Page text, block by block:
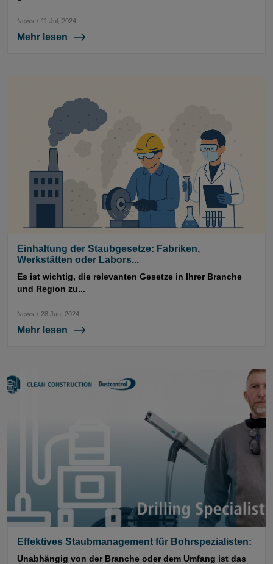
News / 11 Jul, 2024
Mehr lesen
Einhaltung der Staubgesetze: Fabriken,
Werkstätten oder Labors...
Es ist wichtig, die relevanten Gesetze in Ihrer Branche
und Region zu...
News / 28 Jun, 2024
Mehr lesen
Effektives Staubmanagement für Bohrspezialisten:
Unabhängig von der Branche oder dem Umfang ist das